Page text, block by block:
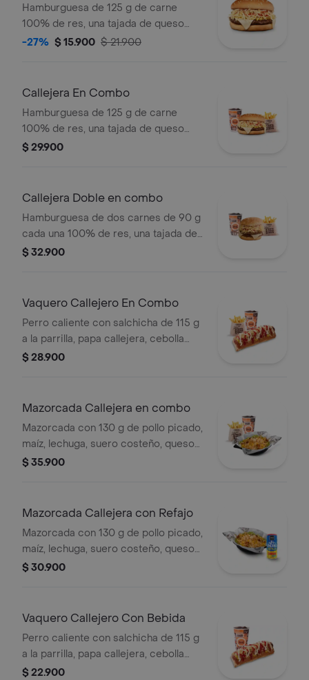
Hamburguesa de 125 g de carne
100% de res, una tajada de queso
tipo mozzarella, papas callejera, salsa
-27% $ 15.900 $ 21.900
Callejera En Combo
Hamburguesa de 125 g de carne
100% de res, una tajada de queso
tipo mozzarella, papas callejera, salsa
+ bebida PET
$ 29.900
Callejera Doble en combo
Hamburguesa de dos carnes de 90 g
cada una 100% de res, una tajada de
queso tipo mozzarella, papas
papas Corral medianas + bebida PET
$ 32.900
Vaquero Callejero En Combo
Perro caliente con salchicha de 115 g
a la parrilla, papa callejera, cebolla
picada, salsa blanca, salsa de tomate
PET
$ 28.900
Mazorcada Callejera en combo
Mazorcada con 130 g de pollo picado,
maíz, lechuga, suero costeño, queso
costeño, salsa BBQ, salsa Corral,
$ 35.900
Mazorcada Callejera con Refajo
Mazorcada con 130 g de pollo picado,
maíz, lechuga, suero costeño, queso
costeño, salsa BBQ, salsa Corral,
$ 30.900
Vaquero Callejero Con Bebida
Perro caliente con salchicha de 115 g
a la parrilla, papa callejera, cebolla
picada, salsa blanca, salsa de tomate
$ 22.900